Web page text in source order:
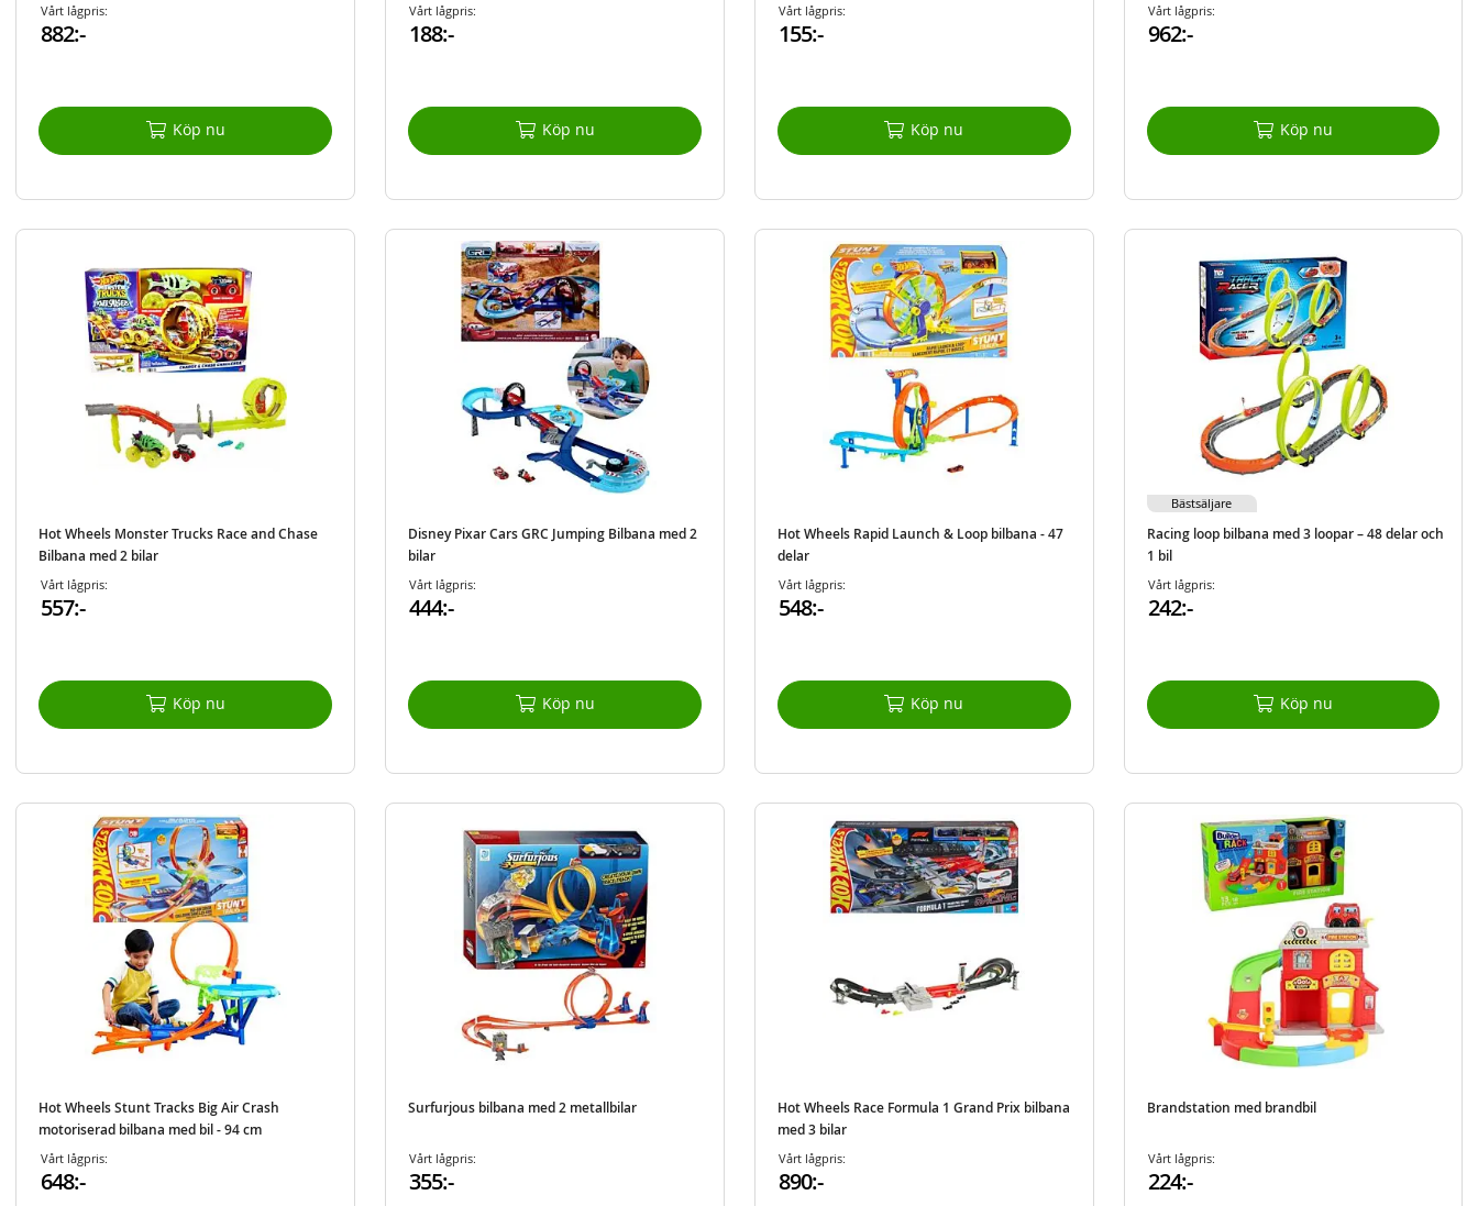
Vårt lågpris:
882:-
Köp nu
Vårt lågpris:
188:-
Köp nu
Vårt lågpris:
155:-
Köp nu
Vårt lågpris:
962:-
Köp nu
Hot Wheels Monster Trucks Race and Chase
Bilbana med 2 bilar
Vårt lågpris:
557:-
Köp nu
Disney Pixar Cars GRC Jumping Bilbana med 2
bilar
Vårt lågpris:
444:-
Köp nu
Hot Wheels Rapid Launch & Loop bilbana - 47
delar
Vårt lågpris:
548:-
Köp nu
Racing loop bilbana med 3 loopar – 48 delar och
1 bil
Vårt lågpris:
242:-
Köp nu
Bästsäljare
Hot Wheels Stunt Tracks Big Air Crash
motoriserad bilbana med bil - 94 cm
Vårt lågpris:
648:-
Surfurjous bilbana med 2 metallbilar
Vårt lågpris:
355:-
Hot Wheels Race Formula 1 Grand Prix bilbana
med 3 bilar
Vårt lågpris:
890:-
Brandstation med brandbil
Vårt lågpris:
224:-